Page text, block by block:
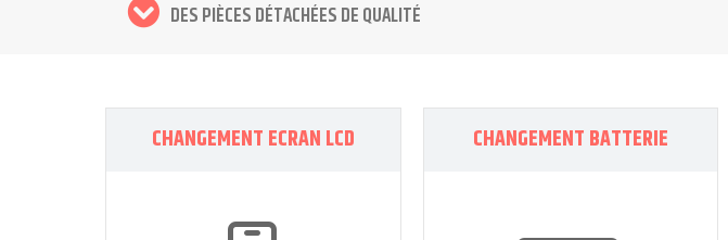
DES PIÈCES DÉTACHÉES DE QUALITÉ
CHANGEMENT ECRAN LCD CHANGEMENT BATTERIE